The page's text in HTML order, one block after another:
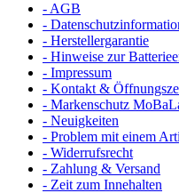
- AGB
-
- Herstellergarantie
- Hinweise zur
- Impressum
- Kontakt &
- Markenschutz
- Neuigkeiten
- Problem mit einem
- Widerrufsrecht
- Zahlung & Versand
- Zeit zum Innehalten